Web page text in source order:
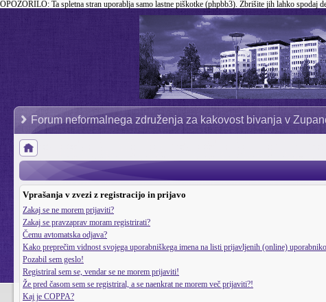
OPOZORILO: Ta spletna stran uporablja samo lastne piškotke (phpbb3). Zbrišite jih lahko spodaj
Forum neformalnega združenja za kakovost bivanja v
Vprašanja v zvezi z registracijo in prijavo
Zakaj se ne morem prijaviti?
Zakaj se pravzaprav moram registrirati?
Čemu avtomatska odjava?
Kako preprečim vidnost svojega uporabniškega imena na listi prijavljenih (online)
Pozabil sem geslo!
Registriral sem se, vendar se ne morem prijaviti!
Že pred časom sem se registriral, a se naenkrat ne morem več prijaviti?!
Kaj je COPPA?